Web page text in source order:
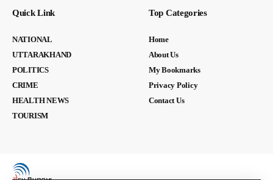
Quick Link
NATIONAL
UTTARAKHAND
POLITICS
CRIME
HEALTH NEWS
TOURISM
Top Categories
Home
About Us
My Bookmarks
Privacy Policy
Contact Us